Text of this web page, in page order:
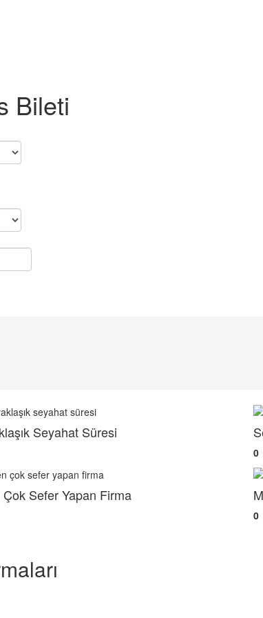
Bileti
Seyahat Süresi
0
Çok Sefer Yapan Firma
0